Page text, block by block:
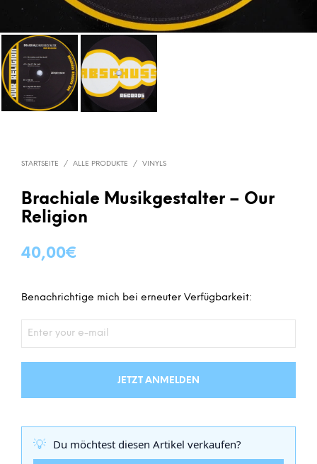
STARTSEITE / ALLE PRODUKTE / VINYLS
Brachiale Musikgestalter – Our
Religion
40,00€
Benachrichtige mich bei erneuter Verfügbarkeit:
JETZT ANMELDEN
💡 Du möchtest diesen Artikel verkaufen?